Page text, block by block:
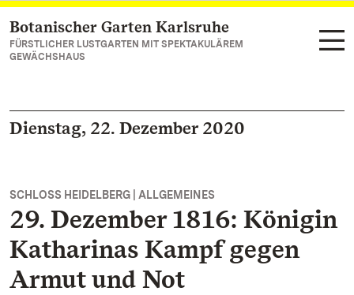
Zum Hauptinhalt springen
Botanischer Garten Karlsruhe
FÜRSTLICHER LUSTGARTEN MIT SPEKTAKULÄREM
GEWÄCHSHAUS
Dienstag, 22. Dezember 2020
SCHLOSS HEIDELBERG | ALLGEMEINES
29. Dezember 1816: Königin
Katharinas Kampf gegen
Armut und Not